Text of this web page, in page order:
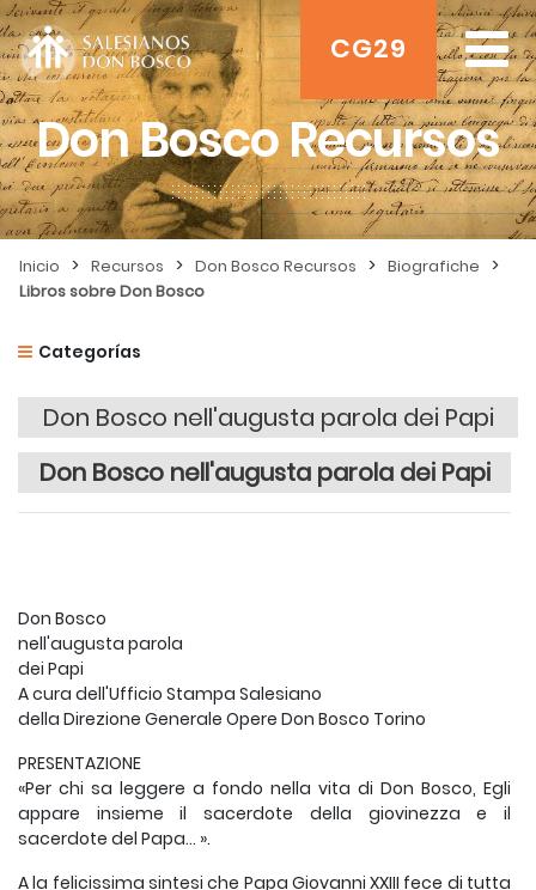
CG29
Don Bosco Recursos
Inicio > Recursos > Don Bosco Recursos > Biografiche >
Libros sobre Don Bosco
Categorías
Don Bosco nell'augusta parola dei Papi
Don Bosco nell'augusta parola dei Papi
Don Bosco
nell'augusta parola
dei Papi
A cura dell'Ufficio Stampa Salesiano
della Direzione Generale Opere Don Bosco Torino
PRESENTAZIONE
«Per chi sa leggere a fondo nella vita di Don Bosco, Egli
appare insieme il sacerdote della giovinezza e il
sacerdote del Papa... ».
A la felicissima sintesi che Papa Giovanni XXIII fece di tutta